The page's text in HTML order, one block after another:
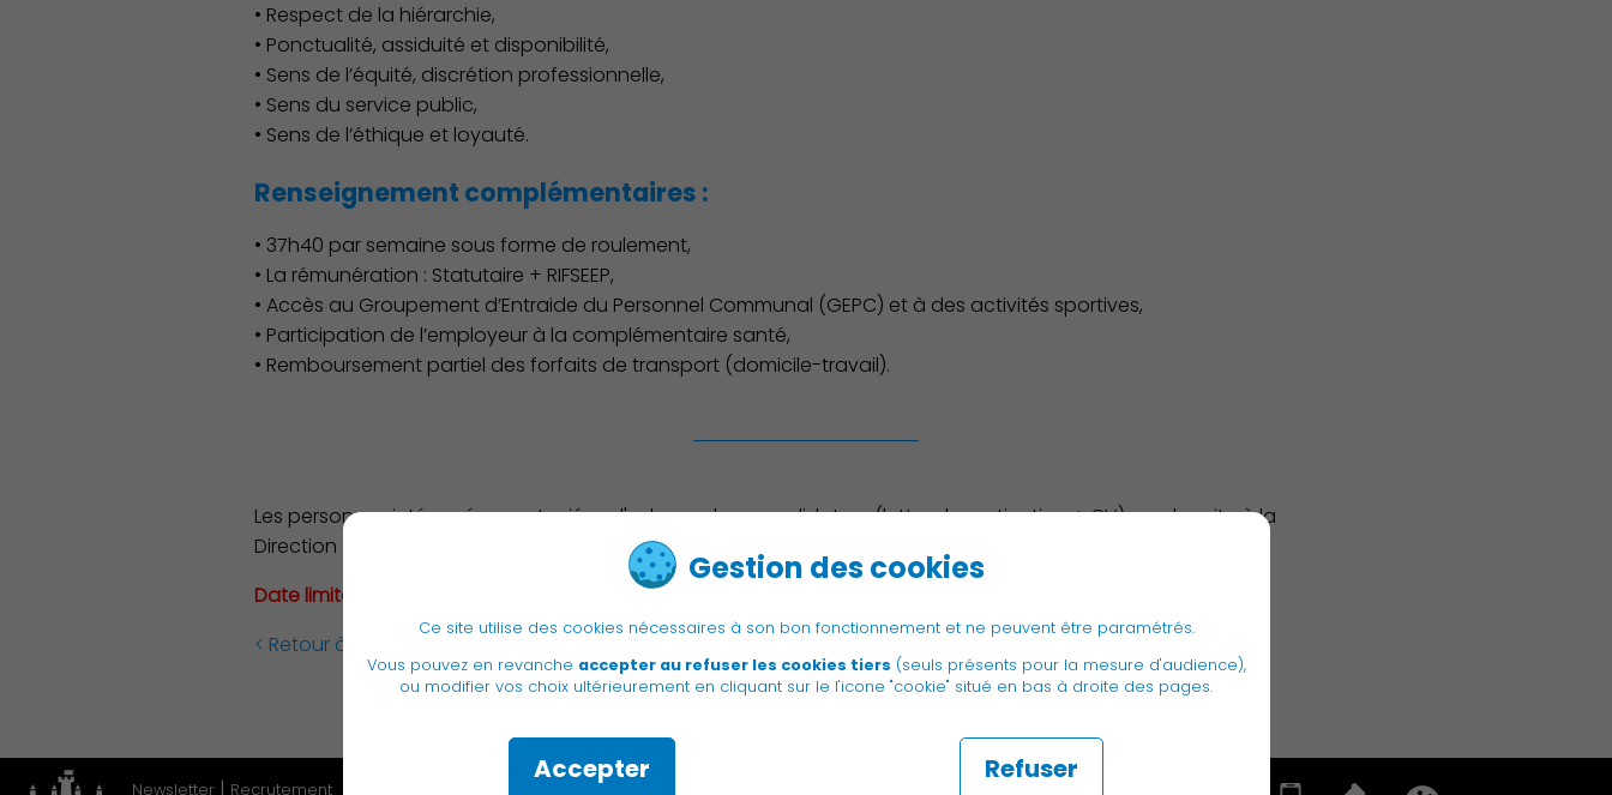
Gestion des cookies
Ce site utilise des cookies nécessaires à son bon fonctionnement et ne peuvent être paramétrés.
Vous pouvez en revanche accepter au refuser les cookies tiers (seuls présents pour la mesure d'audience),
ou modifier vos choix ultérieurement en cliquant sur le l'icone "cookie" situé en bas à droite des pages.
Accepter Refuser
• Respect de la hiérarchie,
• Ponctualité, assiduité et disponibilité,
• Sens de l’équité, discrétion professionnelle,
• Sens du service public,
• Sens de l’éthique et loyauté.
Renseignement complémentaires :
• 37h40 par semaine sous forme de roulement,
• La rémunération : Statutaire + RIFSEEP,
• Accès au Groupement d’Entraide du Personnel Communal (GEPC) et à des activités sportives,
• Participation de l’employeur à la complémentaire santé,
• Remboursement partiel des forfaits de transport (domicile-travail).
Les personnes intéressées sont priées d'adresser leur candidature (lettre de motivation + CV) au plus vite à la
Direction des Ressources Humaines, par mail :
Date limite de dépôt des candidatures : 31/08/26
< Retour à la liste
Newsletter | Recrutement